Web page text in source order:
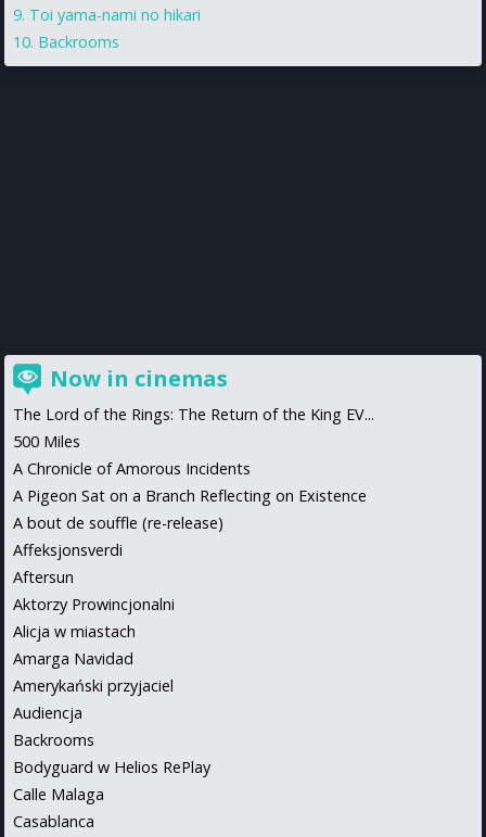
Toi yama-nami no hikari
Backrooms
Now in cinemas
The Lord of the Rings: The Return of the King EV...
500 Miles
A Chronicle of Amorous Incidents
A Pigeon Sat on a Branch Reflecting on Existence
A bout de souffle (re-release)
Affeksjonsverdi
Aftersun
Aktorzy Prowincjonalni
Alicja w miastach
Amarga Navidad
Amerykański przyjaciel
Audiencja
Backrooms
Bodyguard w Helios RePlay
Calle Malaga
Casablanca